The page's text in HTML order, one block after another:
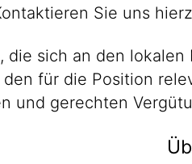
Sie uns
sich an den
für die Position
gerechten